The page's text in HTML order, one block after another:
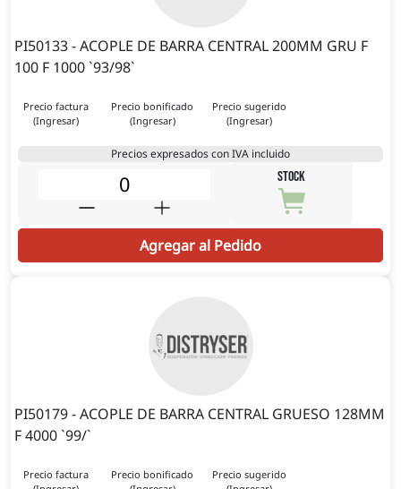
PI50133 - ACOPLE DE BARRA CENTRAL 200MM GRU F
100 F 1000 `93/98`
Precio factura
(Ingresar)
Precio bonificado
(Ingresar)
Precio sugerido
(Ingresar)
Precios expresados con IVA incluido
STOCK
Agregar al Pedido
PI50179 - ACOPLE DE BARRA CENTRAL GRUESO 128MM
F 4000 `99/`
Precio factura
Precio bonificado
Precio sugerido